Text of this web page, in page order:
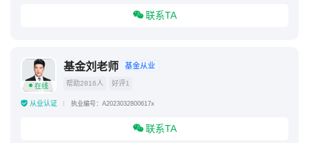
联系TA
在线
基金刘老师 基金从业
帮助2816人 好评1
从业认证 执业编号：A2023032800617x
联系TA